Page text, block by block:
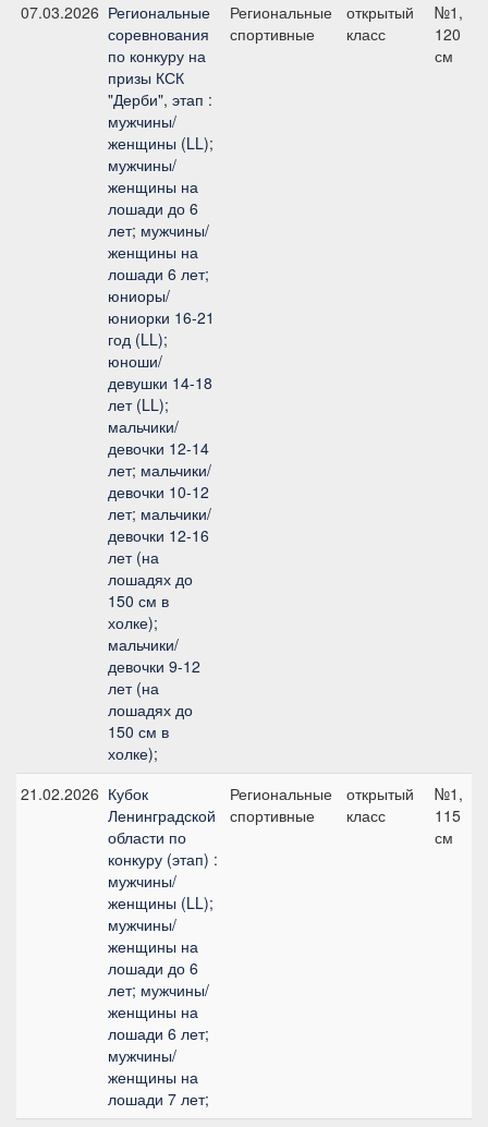
07.03.2026 Региональные
соревнования
по конкуру на
призы КСК
"Дерби", этап :
мужчины/
женщины (LL);
мужчины/
женщины на
лошади до 6
лет; мужчины/
женщины на
лошади 6 лет;
юниоры/
юниорки 16-21
год (LL);
юноши/
девушки 14-18
лет (LL);
мальчики/
девочки 12-14
лет; мальчики/
девочки 10-12
лет; мальчики/
девочки 12-16
лет (на
лошадях до
150 см в
холке);
мальчики/
девочки 9-12
лет (на
лошадях до
150 см в
холке);
Региональные
спортивные
открытый
класс
№1,
120
см
21.02.2026 Кубок
Ленинградской
области по
конкуру (этап) :
мужчины/
женщины (LL);
мужчины/
женщины на
лошади до 6
лет; мужчины/
женщины на
лошади 6 лет;
мужчины/
женщины на
лошади 7 лет;
Региональные
спортивные
открытый
класс
№1,
115
см